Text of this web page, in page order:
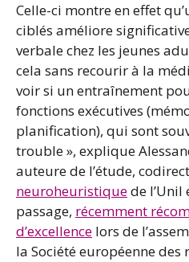
Celle-ci montre en effet
ciblés améliore
verbale chez les jeunes
cela sans recourir à la
voir si un entraînement
fonctions exécutives
planification), qui sont
trouble », explique
auteure de l’étude,
neuroheuristiquede l’Unil
passage, récemment
d’excellence lors de
la Société européenne des